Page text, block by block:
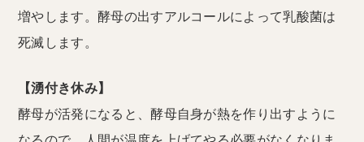
増やします。酵母の出すアルコールによって乳酸菌は
死滅します。
【湧付き休み】
酵母が活発になると、酵母自身が熱を作り出すように